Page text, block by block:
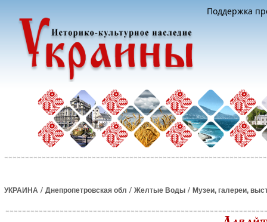
Поддержка
УКРАИНА / Днепропетровская обл / Желтые Воды / Музеи, галереи,